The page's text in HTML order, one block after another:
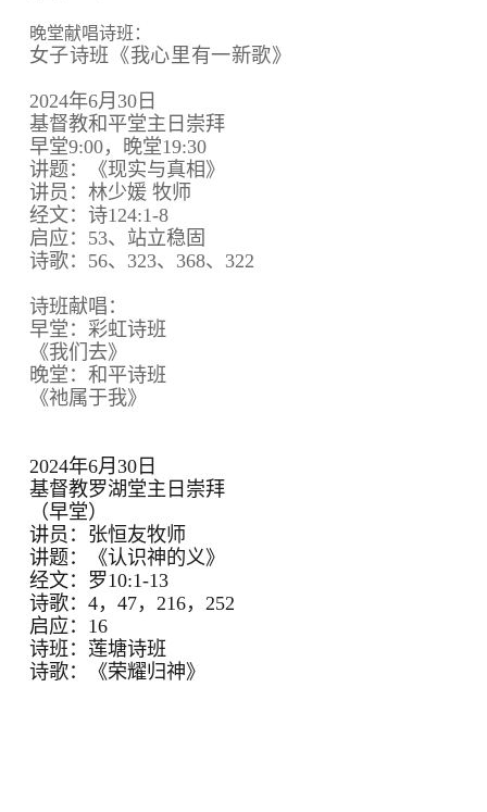
晚堂献唱诗班：
女子诗班《我心里有一新歌》
2024年6月30日
基督教和平堂主日崇拜
早堂9:00，晚堂19:30
讲题：《现实与真相》
讲员：林少媛 牧师
经文：诗124:1-8
启应：53、站立稳固
诗歌：56、323、368、322
诗班献唱：
早堂：彩虹诗班
《我们去》
晚堂：和平诗班
《祂属于我》
2024年6月30日
基督教罗湖堂主日崇拜
（早堂）
讲员：张恒友牧师
讲题：《认识神的义》
经文：罗10:1-13
诗歌：4，47，216，252
启应：16
诗班：莲塘诗班
诗歌：《荣耀归神》